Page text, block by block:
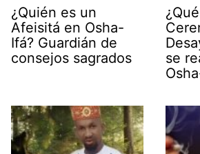
¿Quién es un
Afeisitá en Osha-
Ifá? Guardián de
consejos sagrados
se